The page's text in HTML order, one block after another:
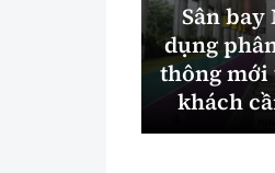
Sân bay
dụng
thông mới
khách